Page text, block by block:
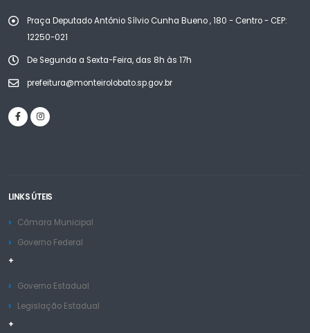
Praça Deputado Antônio Sílvio Cunha Bueno , 180 - Centro - CEP:
12250-021
De Segunda a Sexta-Feira, das 8h às 17h
prefeitura@monteirolobato.sp.gov.br
LINKS ÚTEIS
Câmara Municipal
Governo Federal
+
Governo Estadual
Legislação Estadual
+